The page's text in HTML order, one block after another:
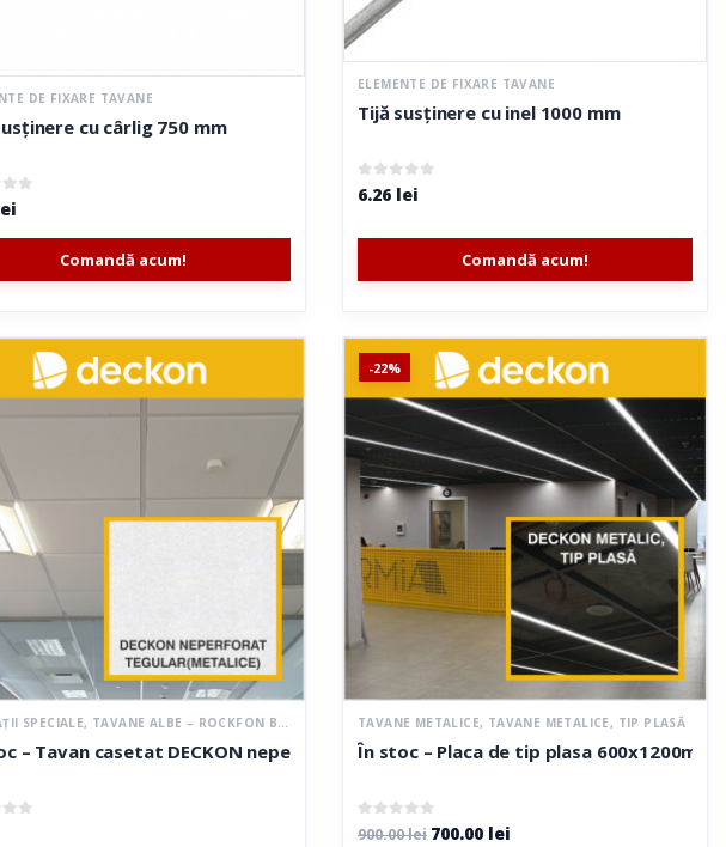
DE FIXARE TAVANE
cu cârlig 750 mm
5
Comandă acum!
ELEMENTE DE FIXARE TAVANE
Tijă susținere cu inel 1000 mm
0out of 5
6.26 lei
Comandă acum!
SPECIALE, TAVANE ALBE – ROCKFON BASIC TAVANE ALBE – ROCKFON DESIGN ,TAVANE CASETATE,
– Tavan casetat DECKON neperforat tegular
-22%
TAVANE METALICE, TAVANE METALICE, TIP PLASĂ
În stoc – Placa de tip plasa
0 out of 5
900.00lei 700.00 lei